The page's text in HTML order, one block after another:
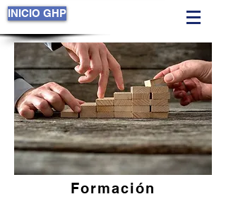
INICIO GHP
Formación